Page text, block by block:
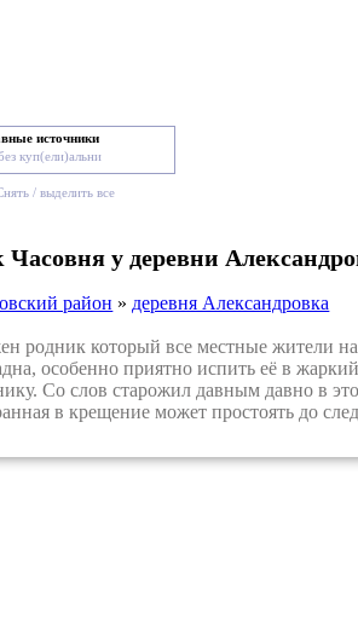
источники
куп(ели)альни
/ выделить все
у деревни
район » деревня Александровка
родник который все местные жители
особенно приятно испить её в
Со слов старожил давным давно в
в крещение может простоять до